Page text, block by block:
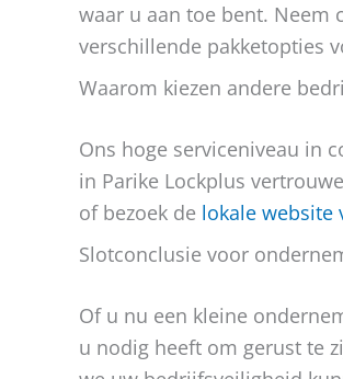
waar u aan toe bent. Neem
verschillende pakketopties
Waarom kiezen andere
Ons hoge serviceniveau in
in Parike Lockplus
of bezoek de lokale website
Slotconclusie voor
Of u nu een kleine
u nodig heeft om gerust te